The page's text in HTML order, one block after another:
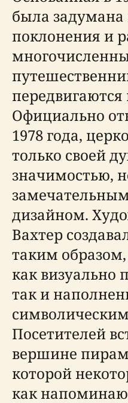
была задумана
поклонения и
Официально
1978 года,
только своей
значимостью,
дизайном.
Вахтер
таким
как визуально
так и
Посетителей
вершине
которой
как